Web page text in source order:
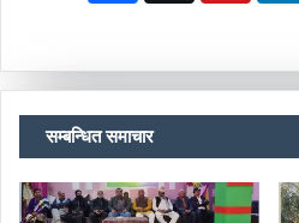
सम्बन्धित समाचार